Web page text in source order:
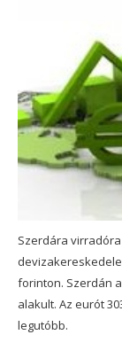
Szerdára
forinton. Szerdán
alakult. Az eurót
legutóbb.